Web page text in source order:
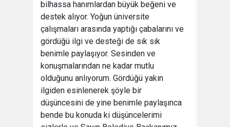
bilhassa hanımlardan büyük beğeni ve
destek alıyor. Yoğun üniversite
çalışmaları arasında yaptığı çabalarını ve
gördüğü ilgi ve desteği de sık sık
benimle paylaşıyor. Sesinden ve
konuşmalarından ne kadar mutlu
olduğunu anlıyorum. Gördüğü yakın
ilgiden esinlenerek şöyle bir
düşüncesini de yine benimle paylaşınca
bende bu konuda ki düşüncelerimi